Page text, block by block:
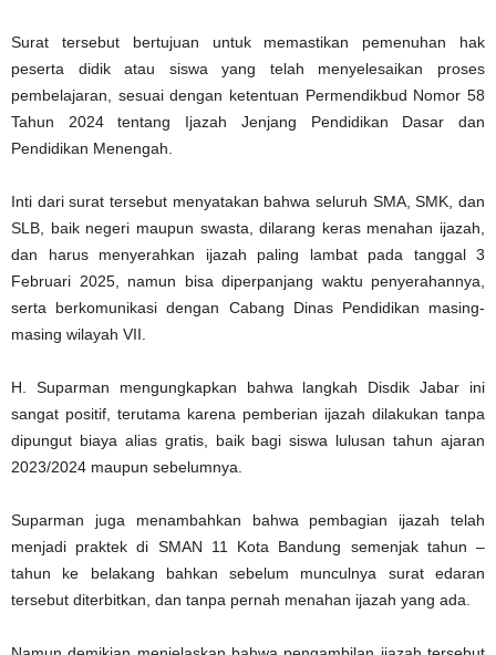
Surat tersebut bertujuan untuk memastikan pemenuhan hak
peserta didik atau siswa yang telah menyelesaikan proses
pembelajaran, sesuai dengan ketentuan Permendikbud Nomor 58
Tahun 2024 tentang Ijazah Jenjang Pendidikan Dasar dan
Pendidikan Menengah.
Inti dari surat tersebut menyatakan bahwa seluruh SMA, SMK, dan
SLB, baik negeri maupun swasta, dilarang keras menahan ijazah,
dan harus menyerahkan ijazah paling lambat pada tanggal 3
Februari 2025, namun bisa diperpanjang waktu penyerahannya,
serta berkomunikasi dengan Cabang Dinas Pendidikan masing-
masing wilayah VII.
H. Suparman mengungkapkan bahwa langkah Disdik Jabar ini
sangat positif, terutama karena pemberian ijazah dilakukan tanpa
dipungut biaya alias gratis, baik bagi siswa lulusan tahun ajaran
2023/2024 maupun sebelumnya.
Suparman juga menambahkan bahwa pembagian ijazah telah
menjadi praktek di SMAN 11 Kota Bandung semenjak tahun –
tahun ke belakang bahkan sebelum munculnya surat edaran
tersebut diterbitkan, dan tanpa pernah menahan ijazah yang ada.